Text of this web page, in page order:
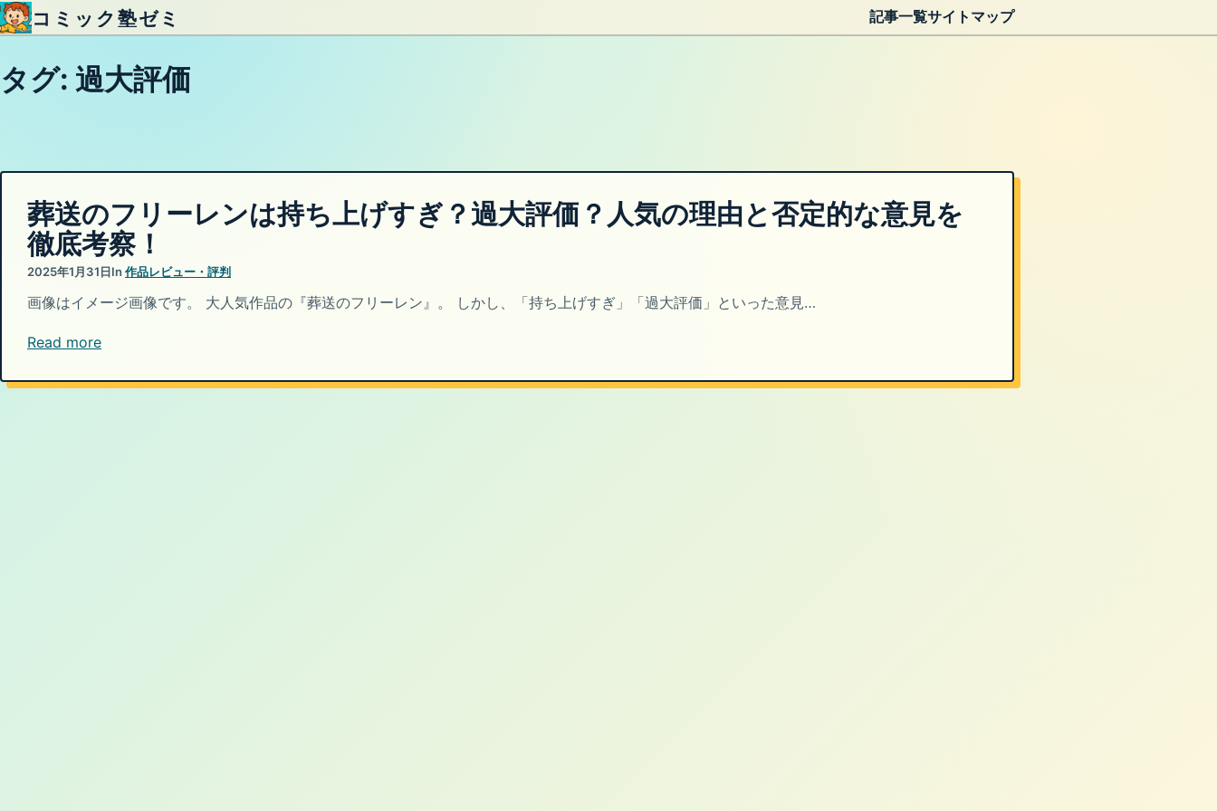
内容をスキップ
コミック塾ゼミ 記事一覧サイトマップ
タグ: 過大評価
葬送のフリーレンは持ち上げすぎ？過大評価？人気の理由と否定的な意見を
徹底考察！
2025年1月31日In 作品レビュー・評判
画像はイメージ画像です。 大人気作品の『葬送のフリーレン』。 しかし、「持ち上げすぎ」「過大評価」といった意見…
Read more